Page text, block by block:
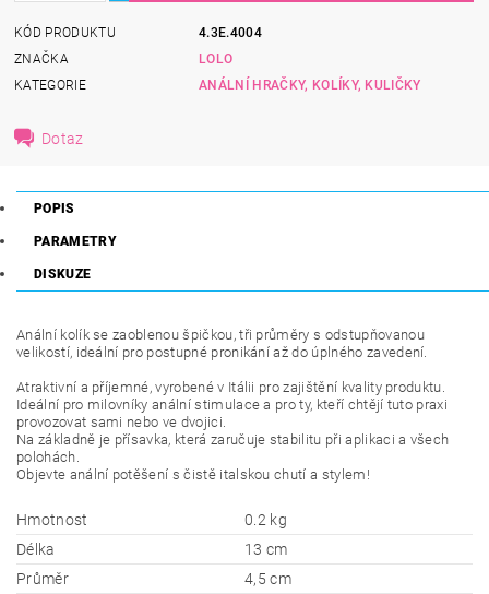
KÓD PRODUKTU
4.3E.4004
ZNAČKA
LOLO
KATEGORIE
ANÁLNÍ HRAČKY, KOLÍKY, KULIČKY
Dotaz
POPIS
PARAMETRY
DISKUZE
Anální kolík se zaoblenou špičkou, tři průměry s odstupňovanou
velikostí, ideální pro postupné pronikání až do úplného zavedení.
Atraktivní a příjemné, vyrobené v Itálii pro zajištění kvality produktu.
Ideální pro milovníky anální stimulace a pro ty, kteří chtějí tuto praxi
provozovat sami nebo ve dvojici.
Na základně je přísavka, která zaručuje stabilitu při aplikaci a všech
polohách.
Objevte anální potěšení s čistě italskou chutí a stylem!
Hmotnost
0.2 kg
Délka
13 cm
Průměr
4,5 cm